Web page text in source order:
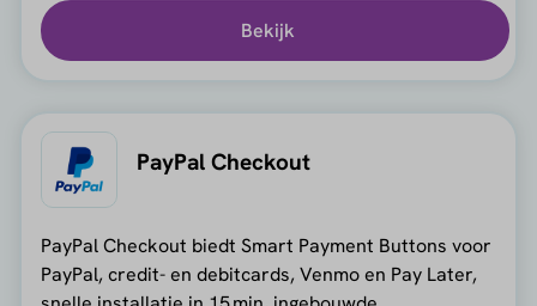
Bekijk
PayPal Checkout
PayPal Checkout biedt Smart Payment Buttons voor
PayPal, credit- en debitcards, Venmo en Pay Later,